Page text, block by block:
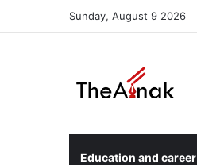
Sunday, August 9 2026
Education and career